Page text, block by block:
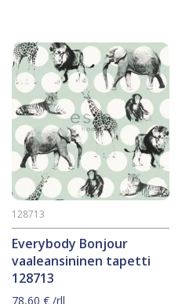
Everybody Bonjour
vaaleansininen tapetti
128713
128713
78,60 € /rll